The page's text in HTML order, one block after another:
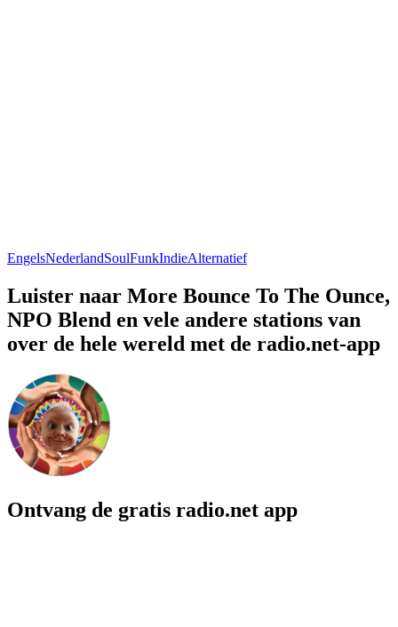
EngelsNederlandSoulFunkIndieAlternatief
Luister naar More Bounce To The Ounce,
NPO Blend en vele andere stations van
over de hele wereld met de radio.net-app
Ontvang de gratis radio.net app